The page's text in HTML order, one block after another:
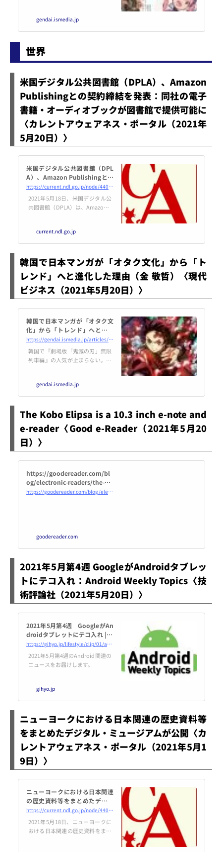
つ今も売れ続けている。
gendai.ismedia.jp
世界
米国デジタル公共図書館（DPLA）、Amazon
Publishingとの契約締結を発表：同社の電子
書籍・オーディオブックが図書館で提供可能に
〈カレントアウェアネス・ポータル（2021年
5月20日）〉
米国デジタル公共図書館（DPL
A）、Amazon Publishingとの
契約締結を発表：同社の電子書
籍・オーディオブックが図書館
で提供可能に
https://current.ndl.go.jp/node/44031
2021年5月18日、米国デジタル公
共図書館（DPLA）は、Amazon P
市場“DPLA Exchange”を通じて、
Amazon Publishingの電子書籍・
current.ndl.go.jp
韓国で日本マンガが「オタク文化」から「ト
レンド」へと進化した理由（金 敬哲）〈現代
ビジネス（2021年5月20日）〉
韓国で日本マンガが「オタク文
化」から「トレンド」へと進化
した理由（金 敬哲） @gendai_
biz
https://gendai.ismedia.jp/articles/-/83277
韓国で『劇場版「鬼滅の刃」無限
列車編』の人気が止まらない。今
破した…
gendai.ismedia.jp
The Kobo Elipsa is a 10.3 inch e-note and
e-reader〈Good e-Reader（2021年5月20
日）〉
https://goodereader.com/bl
og/electronic-readers/the-ko
bo-elipsa-is-a-10-3-inch-e-not
https://goodereader.com/blog/electronic-readers/the-kobo-elipsa-is-a-10-3-inch-e-note-and-e-reader
goodereader.com
2021年5月第4週 GoogleがAndroidタブレッ
トにテコ入れ：Android Weekly Topics〈技
術評論社（2021年5月20日）〉
2021年5月第4週 GoogleがAn
droidタブレットにテコ入れ | gi
hyo.jp
https://gihyo.jp/lifestyle/clip/01/awt/202105/20
2021年5月第4週のAndroid関連の
ニュースをお届けします。
gihyo.jp
ニューヨークにおける日本関連の歴史資料等
をまとめたデジタル・ミュージアムが公開〈カ
レントアウェアネス・ポータル（2021年5月1
9日）〉
ニューヨークにおける日本関連
の歴史資料等をまとめたデジタ
ル・ミュージアムが公開
https://current.ndl.go.jp/node/44023
2021年5月18日、ニューヨークに
おける日本関連の歴史資料をまと